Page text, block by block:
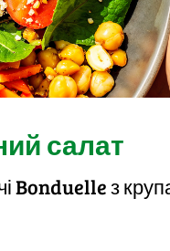
салат
Bonduelle з